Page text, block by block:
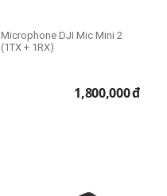
Microphone DJI Mic Mini 2
(1TX + 1RX)
1,800,000đ